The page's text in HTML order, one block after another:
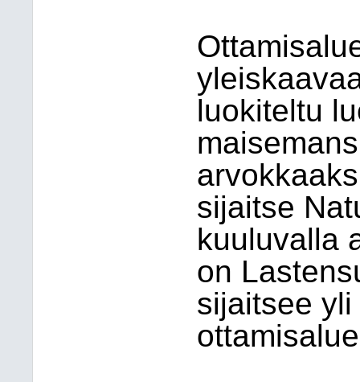
luokiteltu
sijaitse
kuuluvalla
on
sijaitsee